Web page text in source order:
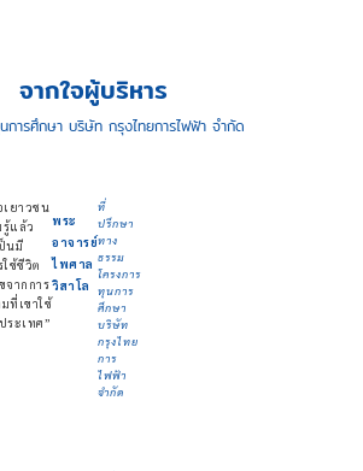
จากใจผู้บริหาร
การศึกษา บริษัท กรุงไทยการไฟฟ้า จำกัด
เยาวชน
แล้ว
นมี
ช้ชีวิต
จากการ
เขาใช้
ระเทศ”
พระ
อาจารย์
ไพศาล
วิสาโล
ที่
ปรึกษา
ทาง
ธรรม
โครงการ
ทุนการ
ศึกษา
บริษัท
กรุงไทย
การ
ไฟฟ้า
จำกัด